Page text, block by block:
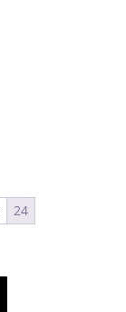
24